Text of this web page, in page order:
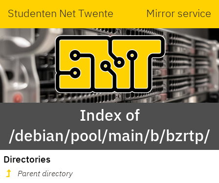
Studenten Net Twente Mirror service
Index of
/debian/pool/main/b/bzrtp/
Directories
Parent directory